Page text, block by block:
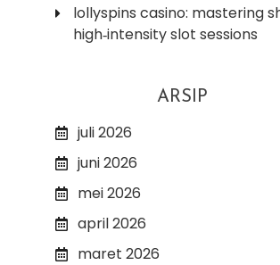
lollyspins casino: mastering
high‑intensity slot sessions
ARSIP
juli 2026
juni 2026
mei 2026
april 2026
maret 2026